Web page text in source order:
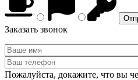
Заказать звонок
Пожалуйста, докажите, что вы